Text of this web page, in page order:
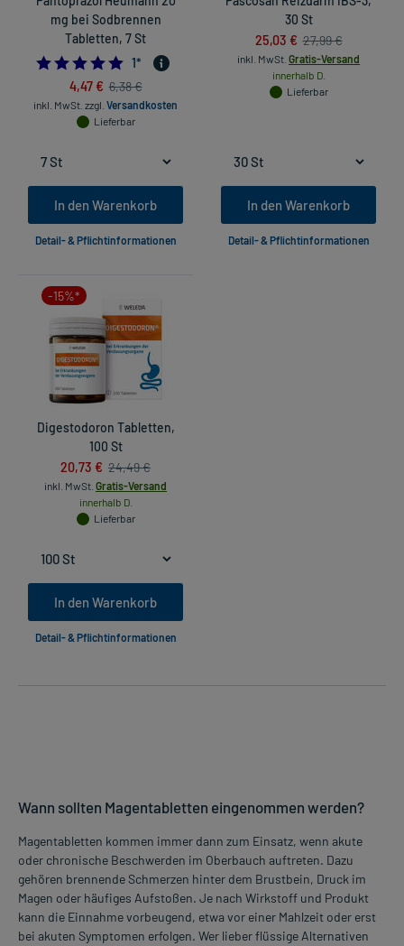
mg bei Sodbrennen
Tabletten, 7 St
5.0
1*
4,47 € 6,38 €
inkl. MwSt. zzgl. Versandkosten
Lieferbar
In den Warenkorb
Detail- & Pflichtinformationen
30 St
25,03 € 27,99 €
inkl. MwSt. Gratis-Versand
innerhalb D.
Lieferbar
In den Warenkorb
Detail- & Pflichtinformationen
-15%*
Digestodoron Tabletten,
100 St
20,73 € 24,49 €
inkl. MwSt. Gratis-Versand
innerhalb D.
Lieferbar
In den Warenkorb
Detail- & Pflichtinformationen
Wann sollten Magentabletten eingenommen werden?
Magentabletten kommen immer dann zum Einsatz, wenn akute
oder chronische Beschwerden im Oberbauch auftreten. Dazu
gehören brennende Schmerzen hinter dem Brustbein, Druck im
Magen oder häufiges Aufstoßen. Je nach Wirkstoff und Produkt
kann die Einnahme vorbeugend, etwa vor einer Mahlzeit oder erst
bei akuten Symptomen erfolgen. Wer lieber flüssige Alternativen